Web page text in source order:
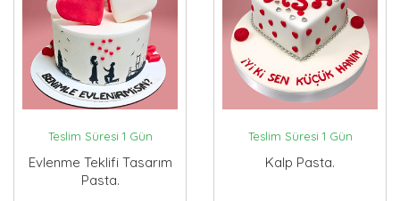
Teslim Süresi 1 Gün
Evlenme Teklifi Tasarım
Pasta.
Teslim Süresi 1 Gün
Kalp Pasta.